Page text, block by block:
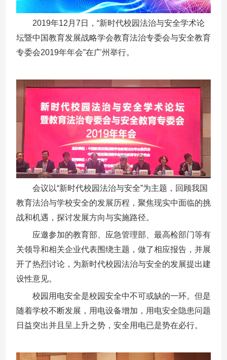
2019年12月7日，“新时代校园法治与安全学术论
坛暨中国教育发展战略学会教育法治专委会与安全教育
专委会2019年年会”在广州举行。
会议以“新时代校园法治与安全”为主题，回顾我国
教育法治与学校安全的发展历程，聚焦现实中面临的挑
战和机遇，探讨发展方向与实施路径。
应邀参加的教育部、应急管理部、最高检部门等有
关领导和相关企业代表围绕主题，做了相应报告，并展
开了热烈讨论，为新时代校园法治与安全的发展提出建
设性意见。
校园用电安全是校园安全中不可或缺的一环。但是
随着学校不断发展，用电设备增加，用电安全隐患问题
日益突出并且呈上升之势，安全用电已是势在必行。